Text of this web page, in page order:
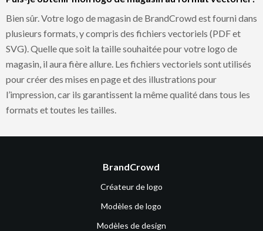
Bien sûr. Votre logo de magasin de BrandCrowd est fourni dans
plusieurs formats, y compris des fichiers vectoriels (PDF et
SVG). Quelle que soit la taille souhaitée pour votre logo de
magasin, il aura fière allure. Les fichiers vectoriels sont utilisés
pour créer des mises en page et des illustrations pour
l’impression, car ils garantissent la même qualité dans tous les
formats et toutes les tailles.
BrandCrowd
Créateur de logo
Modèles de logo
Modèles de design